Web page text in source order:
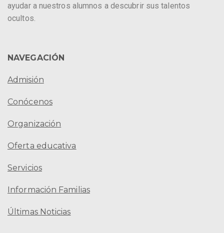
ayudar a nuestros alumnos a descubrir sus talentos
ocultos.
NAVEGACIÓN
Admisión
Conócenos
Organización
Oferta educativa
Servicios
Información Familias
Últimas Noticias